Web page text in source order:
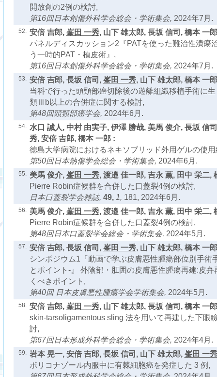
開放創の2例の検討,
第16回日本創傷外科学会総会・学術集会, 2024年7月.
52. 安倍 吉郎, 峯田 一秀, 山下 雄太郎, 長坂 信司, 橋本 一
パネルディスカッション2『PATを使った難治性潰瘍
う一時的PAT・植皮術』,
第16回日本創傷外科学会総会・学術集会, 2024年7月.
53. 安倍 吉郎, 長坂 信司, 峯田 一秀, 山下 雄太郎, 橋本 一
当科で行った頭頸部癌切除後の遊離組織移植手術に
類Ⅲb以上の合併症に関する検討,
第48回頭頸部癌学会, 2024年6月.
54. 水口 誠人, 中村 由実子, 伊澤 勝哉, 美馬 俊介, 長坂 信
秀, 安倍 吉郎, 橋本 一郎 :
徳島大学病院におけるネキソブリッド外用ゲルの使用
第50回日本熱傷学会総会・学術集会, 2024年6月.
55. 美馬 俊介, 峯田 一秀, 渡邉 佳一郎, 吉永 薫, 田中 栄二,
Pierre Robin症候群を合併した口蓋裂4例の検討,
日本口蓋裂学会雑誌, 49, 1, 181, 2024年6月.
56. 美馬 俊介, 峯田 一秀, 渡邉 佳一郎, 吉永 薫, 田中 栄二,
Pierre Robin症候群を合併した口蓋裂4例の検討,
第48回日本口蓋裂学会総会・学術集会, 2024年5月.
57. 安倍 吉郎, 長坂 信司, 峯田 一秀, 山下 雄太郎, 橋本 一
シンポジウム1『動画で学ぶ皮膚悪性腫瘍部位別手術
とポイント-』 外陰部・肛囲の皮膚悪性腫瘍再建:皮
くべきポイント,
第40回 日本皮膚悪性腫瘍学会学術集会, 2024年5月.
58. 安倍 吉郎, 峯田 一秀, 山下 雄太郎, 長坂 信司, 橋本 一
skin-tarsoligamentous sling 法を用いて再建した下眼
討,
第67回日本形成外科学会総会・学術集会, 2024年4月.
59. 岩本 晃一, 安倍 吉郎, 長坂 信司, 山下 雄太郎, 峯田 一秀
ボリコナゾール内服中に有棘細胞癌を発症した 3 例,